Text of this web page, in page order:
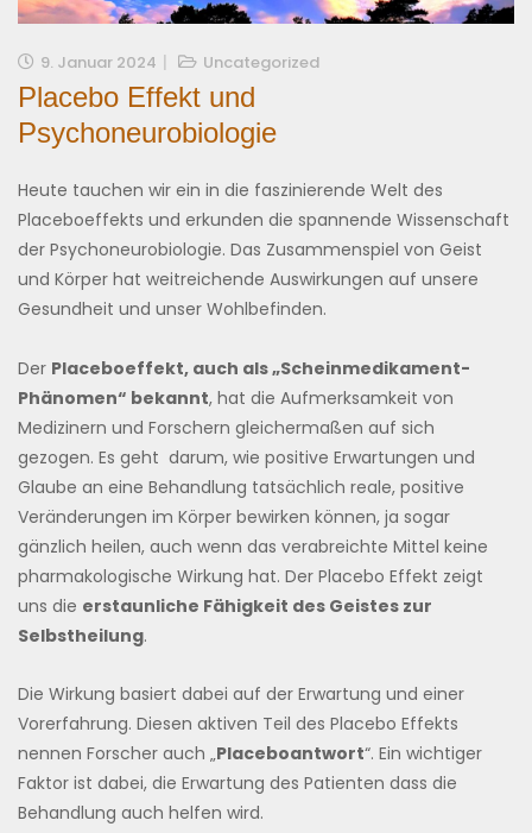
9. Januar 2024 Uncategorized
Placebo Effekt und
Psychoneurobiologie
Heute tauchen wir ein in die faszinierende Welt des
Placeboeffekts und erkunden die spannende Wissenschaft
der Psychoneurobiologie. Das Zusammenspiel von Geist
und Körper hat weitreichende Auswirkungen auf unsere
Gesundheit und unser Wohlbefinden.
Der Placeboeffekt, auch als „Scheinmedikament-
Phänomen“ bekannt, hat die Aufmerksamkeit von
Medizinern und Forschern gleichermaßen auf sich
gezogen. Es geht darum, wie positive Erwartungen und
Glaube an eine Behandlung tatsächlich reale, positive
Veränderungen im Körper bewirken können, ja sogar
gänzlich heilen, auch wenn das verabreichte Mittel keine
pharmakologische Wirkung hat. Der Placebo Effekt zeigt
uns die erstaunliche Fähigkeit des Geistes zur
Selbstheilung.
Die Wirkung basiert dabei auf der Erwartung und einer
Vorerfahrung. Diesen aktiven Teil des Placebo Effekts
nennen Forscher auch „Placeboantwort“. Ein wichtiger
Faktor ist dabei, die Erwartung des Patienten dass die
Behandlung auch helfen wird.